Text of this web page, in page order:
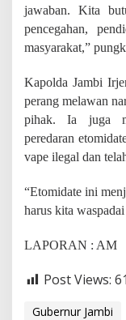
jawaban. Kita
pencegahan,
masyarakat,”
Kapolda Jambi
perang melawan
pihak. Ia juga
peredaran
vape ilegal dan
“Etomidate ini
harus kita
LAPORAN : AM
Post Views:
Gubernur Jambi